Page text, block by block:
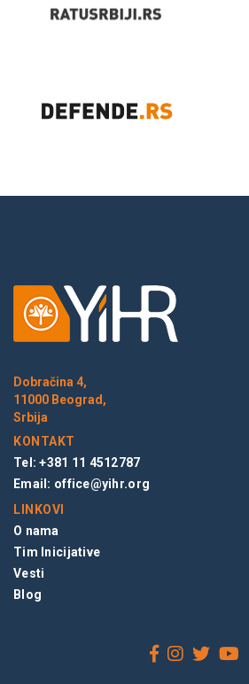
Dobračina 4,
11000 Beograd,
Srbija
KONTAKT
Tel: +381 11 4512787
Email: office@yihr.org
LINKOVI
O nama
Tim Inicijative
Vesti
Blog